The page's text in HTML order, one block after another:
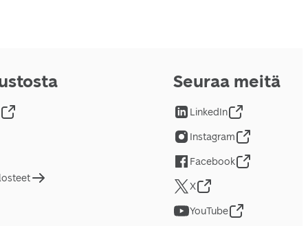
Seuraa meitä
LinkedIn
Instagram
Facebook
X
YouTube